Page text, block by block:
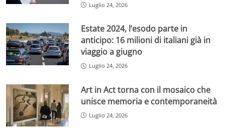
Luglio 24, 2026
Estate 2024, l’esodo parte in
anticipo: 16 milioni di italiani già in
viaggio a giugno
Luglio 24, 2026
Art in Act torna con il mosaico che
unisce memoria e contemporaneità
Luglio 24, 2026